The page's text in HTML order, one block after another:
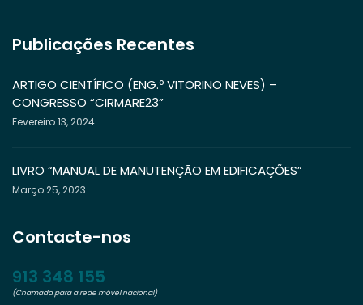
Publicações Recentes
ARTIGO CIENTÍFICO (ENG.º VITORINO NEVES) –
CONGRESSO “CIRMARE23”
Fevereiro 13, 2024
LIVRO “MANUAL DE MANUTENÇÃO EM EDIFICAÇÕES”
Março 25, 2023
Contacte-nos
913 348 155
(Chamada para a rede móvel nacional)